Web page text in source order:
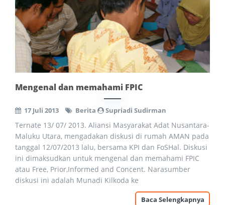
Mengenal dan memahami FPIC
17 Juli 2013 Berita Supriadi Sudirman
Ternate 13/ 07/ 2013. Aliansi Masyarakat Adat Nusantara-
Maluku Utara, mengadakan diskusi di rumah AMAN pada
tanggal 12/07/2013 lalu, bersama KPI dan FoSHal. Diskusi
ini dimaksudkan untuk mengenal dan memahami FPIC
atau Free, Prior,Informed and Concent. Narasumber
diskusi ini adalah Munadi Kilkoda ke
Baca Selengkapnya